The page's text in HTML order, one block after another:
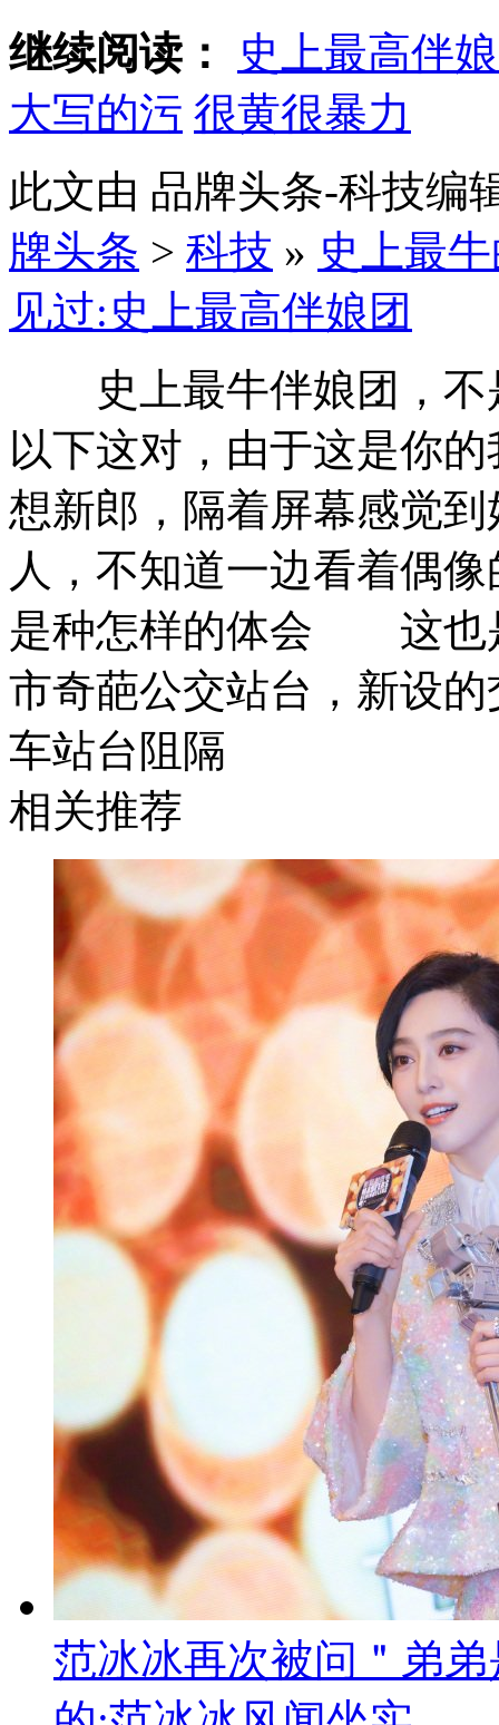
继续阅读：
史上最高伴
大写的污 很黄很暴力
此文由 品牌头条-科技编
牌头条 > 科技 » 史上最
见过:史上最高伴娘团
史上最牛伴娘团，不
以下这对，由于这是你
想新郎，隔着屏幕感觉
人，不知道一边看着偶
是种怎样的体会 这
市奇葩公交站台，新设
车站台阻隔
相关推荐
范冰冰再次被问＂弟